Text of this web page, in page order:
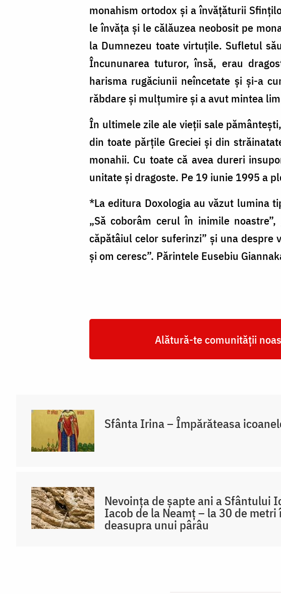
monahism ortodox și a învățăturii
le învăța și le călăuzea neobosit pe
la Dumnezeu toate virtuțile. Sufletul
Încununarea tuturor, însă, erau
harisma rugăciunii neîncetate și și-a
răbdare și mulțumire și a avut mintea
În ultimele zile ale vieții sale
din toate părţile Greciei și din
monahii. Cu toate că avea dureri
unitate și dragoste. Pe 19 iunie 1995 a
*La editura Doxologia au văzut lumina
„Să coborâm cerul în inimile
căpătâiul celor suferinzi” și una despre
și om ceresc”. Părintele Eusebiu
Alătură-te comunității
Sfânta Irina – Împărăteasa
Nevoința de șapte ani a Sfântului
Iacob de la Neamț – la 30 de
deasupra unui pârâu